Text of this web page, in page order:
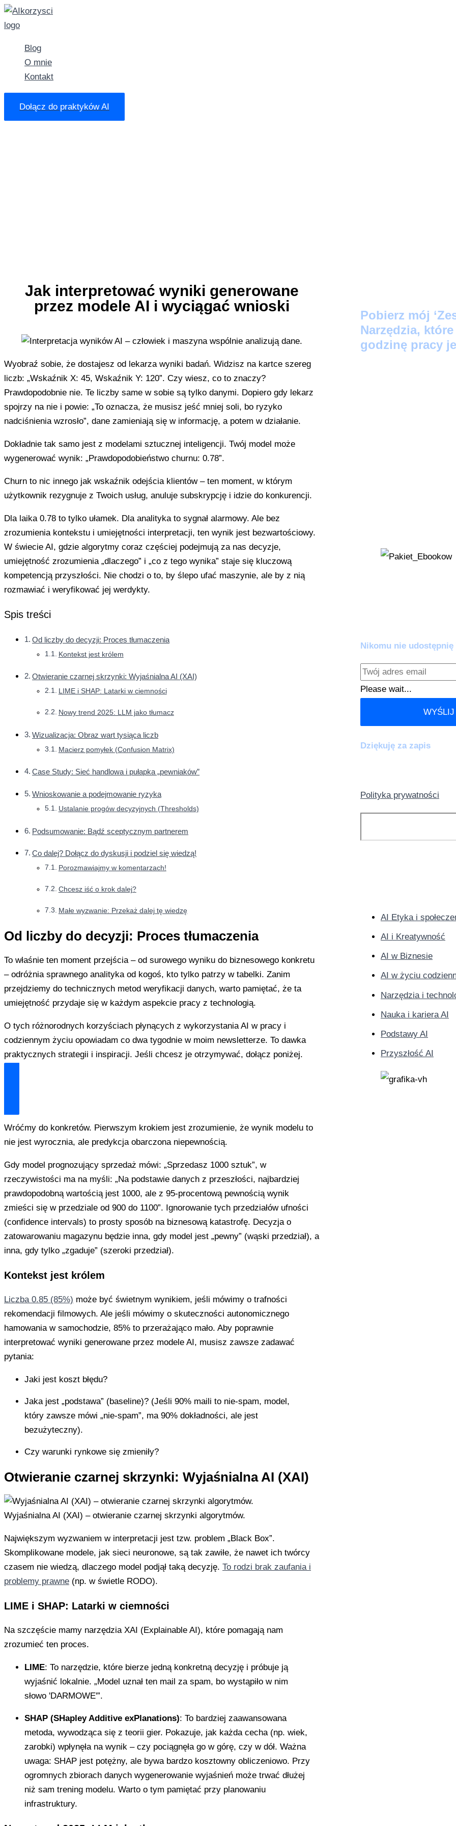
Przejdź
do
Blog
O mnie
Kontakt
Dołącz do praktyków AI
Jak interpretować wyniki generowane
przez modele AI i wyciągać wnioski
Wyobraź sobie, że dostajesz od lekarza wyniki badań. Widzisz na kartce szereg
liczb: „Wskaźnik X: 45, Wskaźnik Y: 120”. Czy wiesz, co to znaczy?
Prawdopodobnie nie. Te liczby same w sobie są tylko danymi. Dopiero gdy lekarz
spojrzy na nie i powie: „To oznacza, że musisz jeść mniej soli, bo ryzyko
nadciśnienia wzrosło”, dane zamieniają się w informację, a potem w działanie.
Dokładnie tak samo jest z modelami sztucznej inteligencji. Twój model może
wygenerować wynik: „Prawdopodobieństwo churnu: 0.78”.
Churn to nic innego jak wskaźnik odejścia klientów – ten moment, w którym
użytkownik rezygnuje z Twoich usług, anuluje subskrypcję i idzie do konkurencji.
Dla laika 0.78 to tylko ułamek. Dla analityka to sygnał alarmowy. Ale bez
zrozumienia kontekstu i umiejętności interpretacji, ten wynik jest bezwartościowy.
W świecie AI, gdzie algorytmy coraz częściej podejmują za nas decyzje,
umiejętność zrozumienia „dlaczego” i „co z tego wynika” staje się kluczową
kompetencją przyszłości. Nie chodzi o to, by ślepo ufać maszynie, ale by z nią
rozmawiać i weryfikować jej werdykty.
Spis treści
Od liczby do decyzji: Proces tłumaczenia
Kontekst jest królem
Otwieranie czarnej skrzynki: Wyjaśnialna AI (XAI)
LIME i SHAP: Latarki w ciemności
Nowy trend 2025: LLM jako tłumacz
Wizualizacja: Obraz wart tysiąca liczb
Macierz pomyłek (Confusion Matrix)
Case Study: Sieć handlowa i pułapka „pewniaków”
Wnioskowanie a podejmowanie ryzyka
Ustalanie progów decyzyjnych (Thresholds)
Podsumowanie: Bądź sceptycznym partnerem
Co dalej? Dołącz do dyskusji i podziel się wiedzą!
Porozmawiajmy w komentarzach!
Chcesz iść o krok dalej?
Małe wyzwanie: Przekaż dalej tę wiedzę
Od liczby do decyzji: Proces tłumaczenia
To właśnie ten moment przejścia – od surowego wyniku do biznesowego konkretu
– odróżnia sprawnego analityka od kogoś, kto tylko patrzy w tabelki. Zanim
przejdziemy do technicznych metod weryfikacji danych, warto pamiętać, że ta
umiejętność przydaje się w każdym aspekcie pracy z technologią.
O tych różnorodnych korzyściach płynących z wykorzystania AI w pracy i
codziennym życiu opowiadam co dwa tygodnie w moim newsletterze. To dawka
praktycznych strategii i inspiracji. Jeśli chcesz je otrzymywać, dołącz poniżej.
Wróćmy do konkretów. Pierwszym krokiem jest zrozumienie, że wynik modelu to
nie jest wyrocznia, ale predykcja obarczona niepewnością.
Gdy model prognozujący sprzedaż mówi: „Sprzedasz 1000 sztuk”, w
rzeczywistości ma na myśli: „Na podstawie danych z przeszłości, najbardziej
prawdopodobną wartością jest 1000, ale z 95-procentową pewnością wynik
zmieści się w przedziale od 900 do 1100”. Ignorowanie tych przedziałów ufności
(confidence intervals) to prosty sposób na biznesową katastrofę. Decyzja o
zatowarowaniu magazynu będzie inna, gdy model jest „pewny” (wąski przedział), a
inna, gdy tylko „zgaduje” (szeroki przedział).
Kontekst jest królem
Liczba 0.85 (85%) może być świetnym wynikiem, jeśli mówimy o trafności
rekomendacji filmowych. Ale jeśli mówimy o skuteczności autonomicznego
hamowania w samochodzie, 85% to przerażająco mało. Aby poprawnie
interpretować wyniki generowane przez modele AI, musisz zawsze zadawać
pytania:
Jaki jest koszt błędu?
Jaka jest „podstawa” (baseline)? (Jeśli 90% maili to nie-spam, model,
który zawsze mówi „nie-spam”, ma 90% dokładności, ale jest
bezużyteczny).
Czy warunki rynkowe się zmieniły?
Otwieranie czarnej skrzynki: Wyjaśnialna AI (XAI)
Wyjaśnialna AI (XAI) – otwieranie czarnej skrzynki algorytmów.
Największym wyzwaniem w interpretacji jest tzw. problem „Black Box”.
Skomplikowane modele, jak sieci neuronowe, są tak zawiłe, że nawet ich twórcy
czasem nie wiedzą, dlaczego model podjął taką decyzję. To rodzi brak zaufania i
problemy prawne (np. w świetle RODO).
LIME i SHAP: Latarki w ciemności
Na szczęście mamy narzędzia XAI (Explainable AI), które pomagają nam
zrozumieć ten proces.
LIME: To narzędzie, które bierze jedną konkretną decyzję i próbuje ją
wyjaśnić lokalnie. „Model uznał ten mail za spam, bo wystąpiło w nim
słowo 'DARMOWE'”.
SHAP (SHapley Additive exPlanations): To bardziej zaawansowana
metoda, wywodząca się z teorii gier. Pokazuje, jak każda cecha (np. wiek,
zarobki) wpłynęła na wynik – czy pociągnęła go w górę, czy w dół. Ważna
uwaga: SHAP jest potężny, ale bywa bardzo kosztowny obliczeniowo. Przy
ogromnych zbiorach danych wygenerowanie wyjaśnień może trwać dłużej
niż sam trening modelu. Warto o tym pamiętać przy planowaniu
infrastruktury.
Pobierz mój
Narzędzia,
godzinę pracy
Nikomu nie
Please wait...
Dziękuję za zapis
Polityka prywatności
AI Etyka i
AI i Kreatywność
AI w Biznesie
AI w życiu
Narzędzia i
Nauka i kariera AI
Podstawy AI
Przyszłość AI